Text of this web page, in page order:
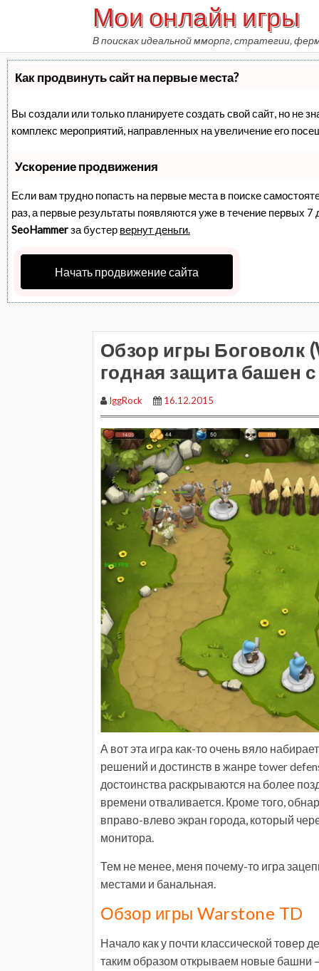
Мои онлайн игры
В поисках идеальной мморпг, стратегии,
Как продвинуть сайт на первые места?
Вы создали или только планируете создать свой сайт, но не
комплекс мероприятий, направленных на увеличение его
Ускорение продвижения
Если вам трудно попасть на первые места в поиске
раз, а первые результаты появляются уже в течение первых
SeoHammerза бустер вернут деньги.
Начать продвижение сайта
Обзор игры Боговолк
годная защита башен
IggRock 16.12.2015
А вот эта игра как-то очень вяло
решений и достинств в жанре tower
достоинства раскрываются на более
времени отваливается. Кроме того,
вправо-влево экран города, который
монитора.
Тем не менее, меня почему-то игра
местами и банальная.
Обзор игры Warstone TD
Начало как у почти классической товер
таким образом открываем новые башни